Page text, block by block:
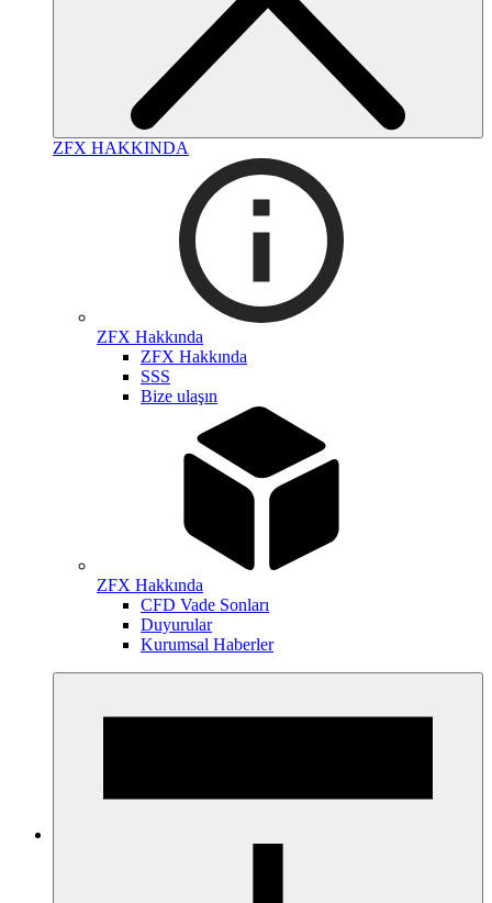
ZFX HAKKINDA
ZFX Hakkında
ZFX Hakkında
SSS
Bize ulaşın
ZFX Hakkında
CFD Vade Sonları
Duyurular
Kurumsal Haberler